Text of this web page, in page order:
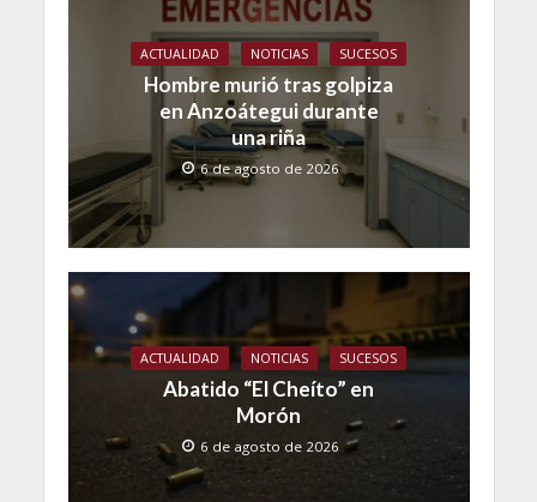
ACTUALIDAD NOTICIAS SUCESOS
Hombre murió tras golpiza
en Anzoátegui durante
una riña
6 de agosto de 2026
ACTUALIDAD NOTICIAS SUCESOS
Abatido “El Cheíto” en
Morón
6 de agosto de 2026